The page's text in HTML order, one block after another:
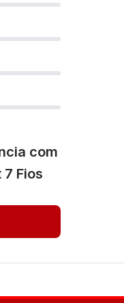
com
7 Fios